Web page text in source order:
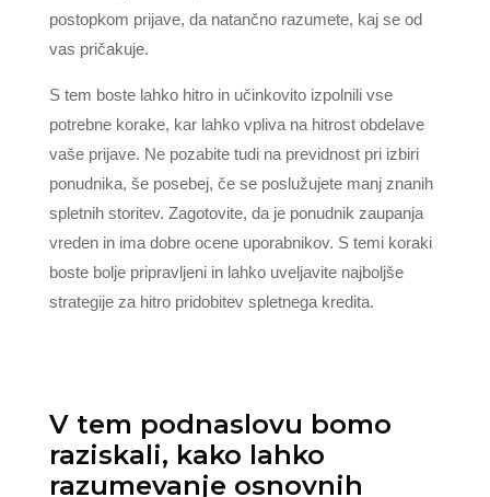
postopkom prijave, da natančno razumete, kaj se od
vas pričakuje.
S tem boste lahko hitro in učinkovito izpolnili vse
potrebne korake, kar lahko vpliva na hitrost obdelave
vaše prijave. Ne pozabite tudi na previdnost pri izbiri
ponudnika, še posebej, če se poslužujete manj znanih
spletnih storitev. Zagotovite, da je ponudnik zaupanja
vreden in ima dobre ocene uporabnikov. S temi koraki
boste bolje pripravljeni in lahko uveljavite najboljše
strategije za hitro pridobitev spletnega kredita.
V tem podnaslovu bomo
raziskali, kako lahko
razumevanje osnovnih